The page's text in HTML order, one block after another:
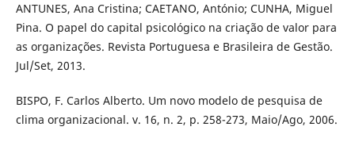
ANTUNES, Ana Cristina; CAETANO, António; CUNHA, Miguel
Pina. O papel do capital psicológico na criação de valor para
as organizações. Revista Portuguesa e Brasileira de Gestão.
Jul/Set, 2013.
BISPO, F. Carlos Alberto. Um novo modelo de pesquisa de
clima organizacional. v. 16, n. 2, p. 258-273, Maio/Ago, 2006.